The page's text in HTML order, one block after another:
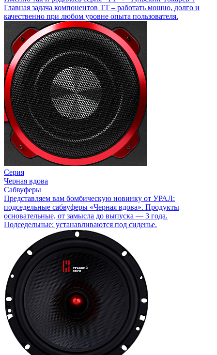
Главная задача компонентов ТТ – работать мощно, долго и
качественно при любом уровне опыта пользователя.
Серия
Черная вдова
Сабвуферы
Представляем вам бомбическую новинку от УРАЛ:
подседельные сабвуферы «Черная вдова». Продукты
основательные, от замысла до выпуска — 3 года.
Подседельные: устанавливаются под сиденье.